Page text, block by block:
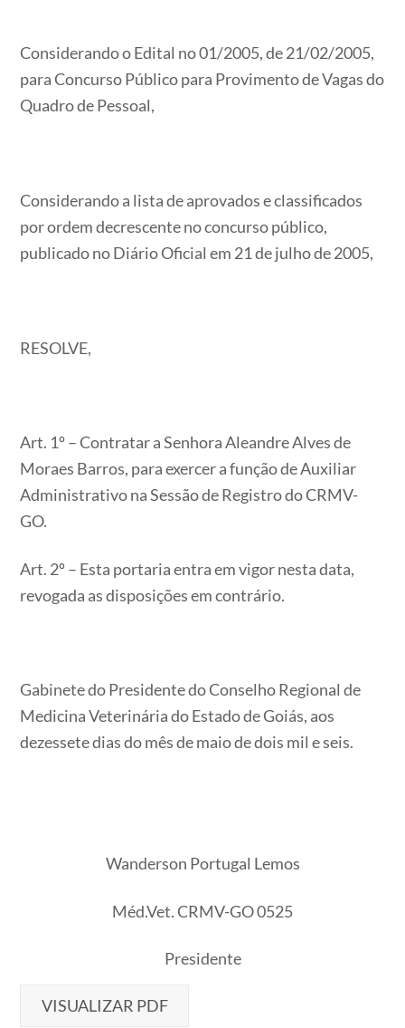
Considerando o Edital no 01/2005, de 21/02/2005,
para Concurso Público para Provimento de Vagas do
Quadro de Pessoal,
Considerando a lista de aprovados e classificados
por ordem decrescente no concurso público,
publicado no Diário Oficial em 21 de julho de 2005,
RESOLVE,
Art. 1º – Contratar a Senhora Aleandre Alves de
Moraes Barros, para exercer a função de Auxiliar
Administrativo na Sessão de Registro do CRMV-
GO.
Art. 2º – Esta portaria entra em vigor nesta data,
revogada as disposições em contrário.
Gabinete do Presidente do Conselho Regional de
Medicina Veterinária do Estado de Goiás, aos
dezessete dias do mês de maio de dois mil e seis.
Wanderson Portugal Lemos
Méd.Vet. CRMV-GO 0525
Presidente
VISUALIZAR PDF